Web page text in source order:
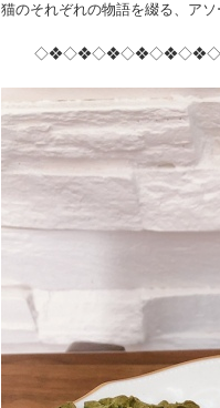
猫のそれぞれの物語を綴る、ア